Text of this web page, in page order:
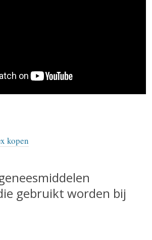
kopen
gebruikt worden bij